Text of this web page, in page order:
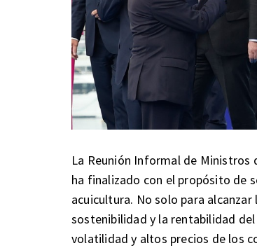
La Reunión Informal de Ministros
ha finalizado con el propósito de
acuicultura. No solo para
sostenibilidad y la rentabilidad
volatilidad y altos precios de los